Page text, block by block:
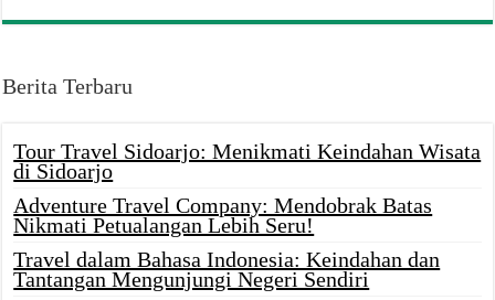
Berita Terbaru
Tour Travel Sidoarjo: Menikmati Keindahan Wisata
di Sidoarjo
Adventure Travel Company: Mendobrak Batas
Nikmati Petualangan Lebih Seru!
Travel dalam Bahasa Indonesia: Keindahan dan
Tantangan Mengunjungi Negeri Sendiri